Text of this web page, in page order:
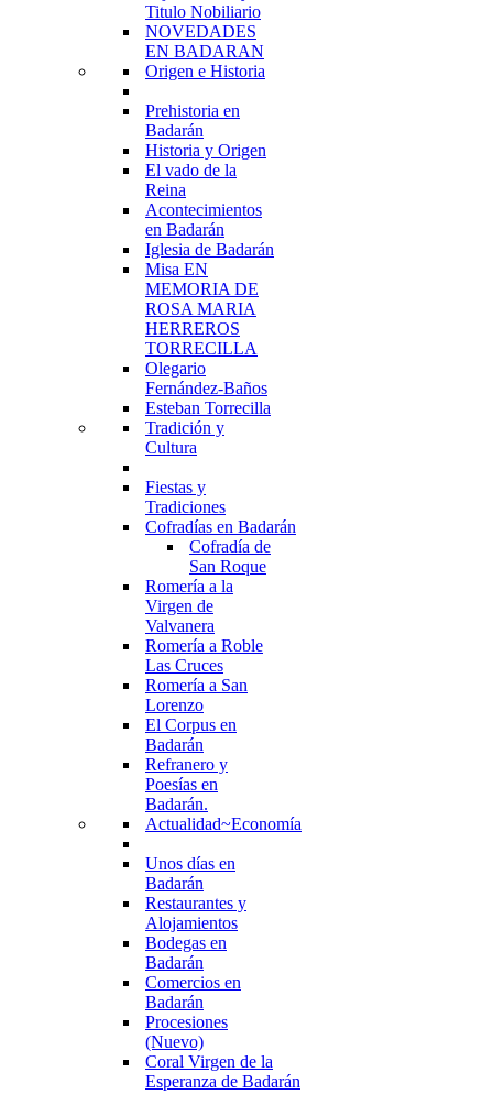
Titulo Nobiliario
NOVEDADES
EN BADARAN
Origen e Historia
Prehistoria en
Badarán
Historia y Origen
El vado de la
Reina
Acontecimientos
en Badarán
Iglesia de Badarán
Misa EN
MEMORIA DE
ROSA MARIA
HERREROS
TORRECILLA
Olegario
Fernández-Baños
Esteban Torrecilla
Tradición y
Cultura
Fiestas y
Tradiciones
Cofradías en Badarán
Cofradía de
San Roque
Romería a la
Virgen de
Valvanera
Romería a Roble
Las Cruces
Romería a San
Lorenzo
El Corpus en
Badarán
Refranero y
Poesías en
Badarán.
Actualidad~Economía
Unos días en
Badarán
Restaurantes y
Alojamientos
Bodegas en
Badarán
Comercios en
Badarán
Procesiones
(Nuevo)
Coral Virgen de la
Esperanza de Badarán